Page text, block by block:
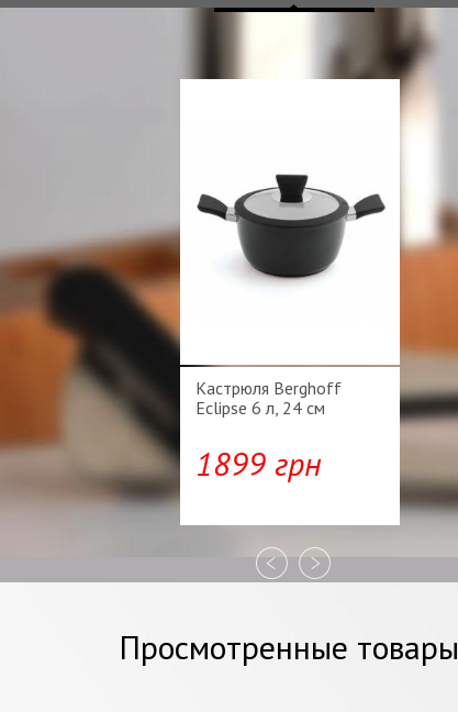
Кастрюля Berghoff
Eclipse 6 л, 24 см
1899 грн
Просмотренные товары